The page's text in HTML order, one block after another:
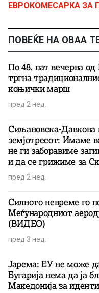
ЕВРОКОМЕСАРКА
ПОВЕЌЕ НА ОВАА
По 48. пат вечерва
тргна
коњички марш
пред 2 нед.
Сиљановска-Давкова
земјотресот: Имаме
не ги заборавиме
и да се грижиме за
пред 2 нед.
Силното невреме го
Меѓународниот
(ВИДЕО)
пред 3 нед.
Јарсма: ЕУ не може
Бугарија нема да ја
Македонија за